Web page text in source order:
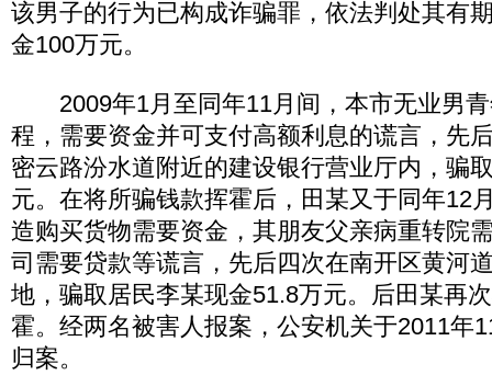
该男子的行为已构成诈骗罪，依法判处其有
金100万元。
2009年1月至同年11月间，本市无业男青
程，需要资金并可支付高额利息的谎言，先
密云路汾水道附近的建设银行营业厅内，骗
元。在将所骗钱款挥霍后，田某又于同年12
造购买货物需要资金，其朋友父亲病重转院
司需要贷款等谎言，先后四次在南开区黄河
地，骗取居民李某现金51.8万元。后田某再
霍。经两名被害人报案，公安机关于2011年
归案。